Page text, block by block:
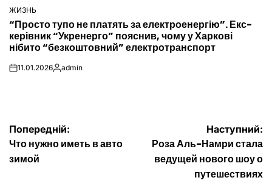
ОПУБЛІКУВАТИ
У
ЖИЗНЬ
“Просто тупо не платять за електроенергію”. Екс-
керівник “Укренерго” пояснив, чому у Харкові
нібито “безкоштовний” електротранспорт
on11.01.2026Опубліковано
admin
Навігація
записів
Попередній:
Что нужно иметь в авто
зимой
Наступний:
Роза Аль-Намри стала
ведущей нового шоу о
путешествиях